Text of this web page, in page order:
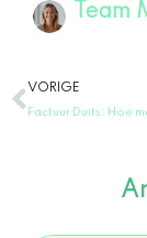
Team
Vorige
VORIGE